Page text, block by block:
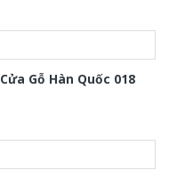
Cửa Gỗ Hàn Quốc 018